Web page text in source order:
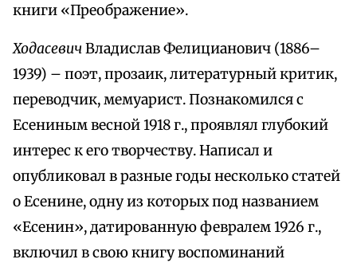
книги «Преображение».
ХодасевичВладислав Фелицианович (1886–
1939) – поэт, прозаик, литературный критик,
переводчик, мемуарист. Познакомился с
Есениным весной 1918 г., проявлял глубокий
интерес к его творчеству. Написал и
опубликовал в разные годы несколько статей
о Есенине, одну из которых под названием
«Есенин», датированную февралем 1926 г.,
включил в свою книгу воспоминаний